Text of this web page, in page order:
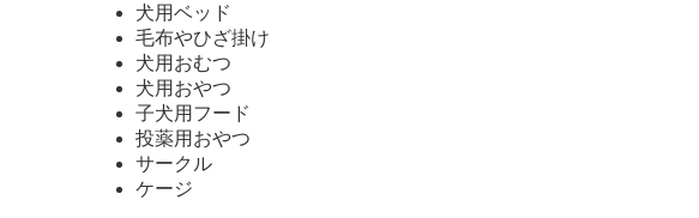
犬用ベッド
毛布やひざ掛け
犬用おむつ
犬用おやつ
子犬用フード
投薬用おやつ
サークル
ケージ